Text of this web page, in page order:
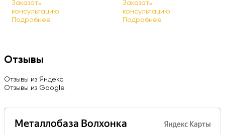
Заказать
консультацию
Подробнее
Заказать
консультацию
Подробнее
Отзывы
Отзывы из Яндекс
Отзывы из Google